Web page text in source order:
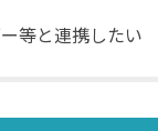
等と連携したい